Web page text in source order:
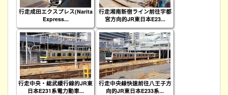
行走成田エクスプレス(Narita
Express...
行走湘南新宿ライン前往宇都
宮方向的JR東日本E23...
行走中央・総武緩行線的JR東
日本E231系電力動車...
行走中央線快速前往八王子方
向的JR東日本E233系...